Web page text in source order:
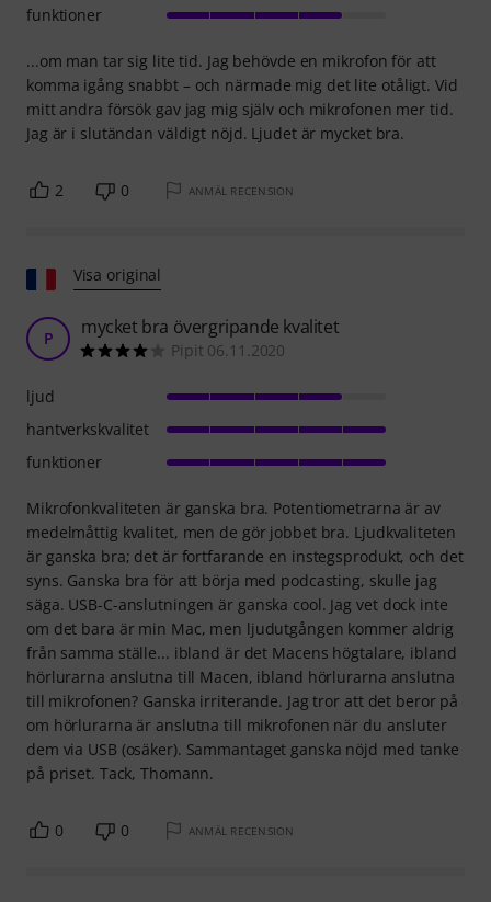
...om man tar sig lite tid. Jag behövde en mikrofon för att
komma igång snabbt – och närmade mig det lite otåligt. Vid
mitt andra försök gav jag mig själv och mikrofonen mer tid.
Jag är i slutändan väldigt nöjd. Ljudet är mycket bra.
funktioner
2 0 ANMÄL RECENSION
Visa original
P mycket bra övergripande kvalitet
Pipit 06.11.2020
Mikrofonkvaliteten är ganska bra. Potentiometrarna är av
medelmåttig kvalitet, men de gör jobbet bra. Ljudkvaliteten
är ganska bra; det är fortfarande en instegsprodukt, och det
syns. Ganska bra för att börja med podcasting, skulle jag
säga. USB-C-anslutningen är ganska cool. Jag vet dock inte
om det bara är min Mac, men ljudutgången kommer aldrig
från samma ställe... ibland är det Macens högtalare, ibland
hörlurarna anslutna till Macen, ibland hörlurarna anslutna
till mikrofonen? Ganska irriterande. Jag tror att det beror på
om hörlurarna är anslutna till mikrofonen när du ansluter
dem via USB (osäker). Sammantaget ganska nöjd med tanke
på priset. Tack, Thomann.
ljud
hantverkskvalitet
funktioner
0 0 ANMÄL RECENSION